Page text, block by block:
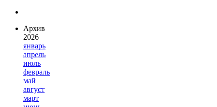
Архив
2026
январь
апрель
июль
февраль
май
август
март